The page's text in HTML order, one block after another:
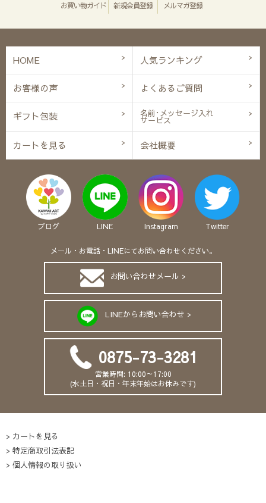
お買い物ガイド 新規会員登録 メルマガ登録
HOME 人気ランキング
お客様の声 よくあるご質問
ギフト包装 名前･メッセージ入れ
サービス
カートを見る 会社概要
ブログ LINE Instagram Twitter
メール・お電話・LINEにてお問い合わせください。
お問い合わせメール >
LINEからお問い合わせ >
0875-73-3281
営業時間: 10:00～17:00
(水土日・祝日・年末年始はお休みです)
カートを見る
特定商取引法表記
個人情報の取り扱い